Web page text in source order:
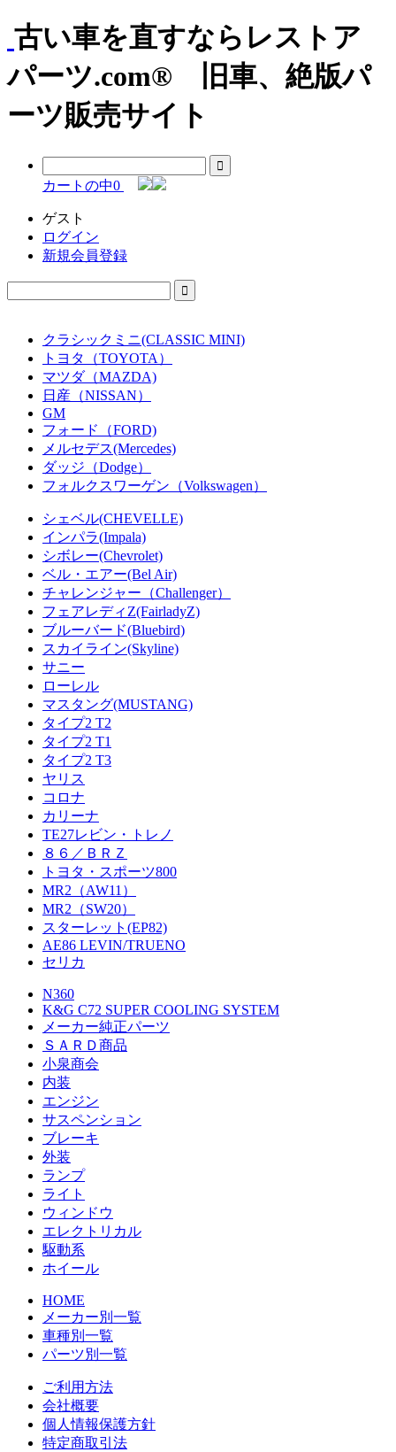
古い車を直すならレストア
パーツ.com® 旧車、絶版パ
ーツ販売サイト
カートの中0
ゲスト
ログイン
新規会員登録
クラシックミニ(CLASSIC MINI)
トヨタ（TOYOTA）
マツダ（MAZDA)
日産（NISSAN）
GM
フォード（FORD)
メルセデス(Mercedes)
ダッジ（Dodge）
フォルクスワーゲン（Volkswagen）
シェベル(CHEVELLE)
インパラ(Impala)
シボレー(Chevrolet)
ベル・エアー(Bel Air)
チャレンジャー（Challenger）
フェアレディZ(FairladyZ)
ブルーバード(Bluebird)
スカイライン(Skyline)
サニー
ローレル
マスタング(MUSTANG)
タイプ2 T2
タイプ2 T1
タイプ2 T3
ヤリス
コロナ
カリーナ
TE27レビン・トレノ
８６／ＢＲＺ
トヨタ・スポーツ800
MR2（AW11）
MR2（SW20）
スターレット(EP82)
AE86 LEVIN/TRUENO
セリカ
N360
K&G C72 SUPER COOLING SYSTEM
メーカー純正パーツ
ＳＡＲＤ商品
小泉商会
内装
エンジン
サスペンション
ブレーキ
外装
ランプ
ライト
ウィンドウ
エレクトリカル
駆動系
ホイール
HOME
メーカー別一覧
車種別一覧
パーツ別一覧
ご利用方法
会社概要
個人情報保護方針
特定商取引法